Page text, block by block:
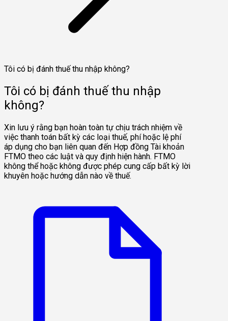
Tôi có bị đánh thuế thu nhập không?
Tôi có bị đánh thuế thu nhập
không?
Xin lưu ý rằng bạn hoàn toàn tự chịu trách nhiệm về
việc thanh toán bất kỳ các loại thuế, phí hoặc lệ phí
áp dụng cho bạn liên quan đến Hợp đồng Tài khoản
FTMO theo các luật và quy định hiện hành. FTMO
không thể hoặc không được phép cung cấp bất kỳ lời
khuyên hoặc hướng dẫn nào về thuế.